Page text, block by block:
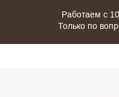
Работаем с
Только по